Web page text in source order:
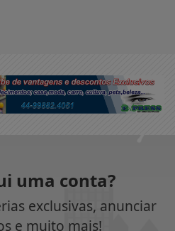
uma conta?
exclusivas, anunciar
e muito mais!